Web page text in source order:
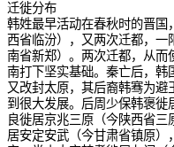
迁徙分布
韩姓最早活动在春秋时的晋国
西省临汾），又两次迁都，一
南省新郑）。两次迁都，从而
南打下坚实基础。秦亡后，韩
又改封太原，其后裔韩骞为
到很大发展。后周少保韩褒
良徙居京兆三原（今陕西省
居安定安武（今甘肃省镇原